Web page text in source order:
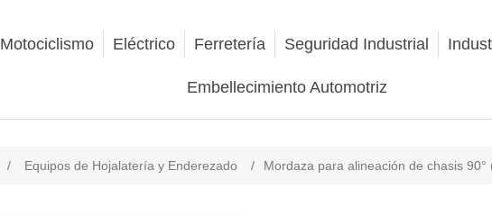
Motociclismo Eléctrico Ferretería Seguridad Industrial
Embellecimiento Automotriz
/ Equipos de Hojalatería y Enderezado / Mordaza para alineación de chasis 90°